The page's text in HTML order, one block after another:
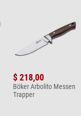
$ 218,00
Böker Arbolito Messen
Trapper